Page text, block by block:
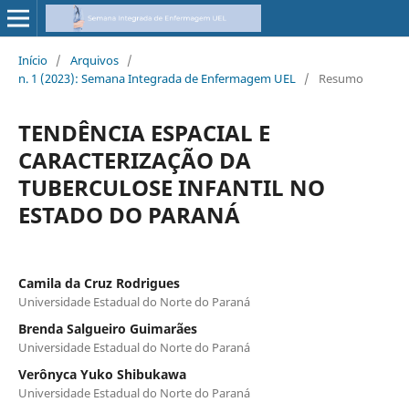
Início / Arquivos /
n. 1 (2023): Semana Integrada de Enfermagem UEL / Resumo
TENDÊNCIA ESPACIAL E
CARACTERIZAÇÃO DA
TUBERCULOSE INFANTIL NO
ESTADO DO PARANÁ
Camila da Cruz Rodrigues
Universidade Estadual do Norte do Paraná
Brenda Salgueiro Guimarães
Universidade Estadual do Norte do Paraná
Verônyca Yuko Shibukawa
Universidade Estadual do Norte do Paraná